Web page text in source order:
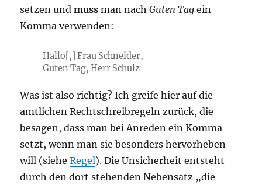
setzen undmuss man nachGuten Tag ein
Komma verwenden:
Hallo[,] Frau Schneider,
Guten Tag, Herr Schulz
Was ist also richtig? Ich greife hier auf die
amtlichen Rechtschreibregeln zurück, die
besagen, dass man bei Anreden ein Komma
setzt, wenn man sie besonders hervorheben
will (sieheRegel). Die Unsicherheit entsteht
durch den dort stehenden Nebensatz „die